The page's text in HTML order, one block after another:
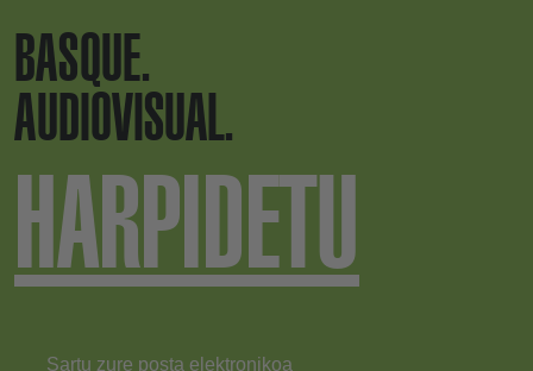
BASQUE.
AUDIOVISUAL.
HARPIDETU